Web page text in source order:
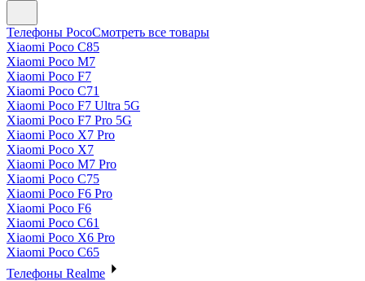
Телефоны PocoСмотреть все товары
Xiaomi Poco C85
Xiaomi Poco M7
Xiaomi Poco F7
Xiaomi Poco C71
Xiaomi Poco F7 Ultra 5G
Xiaomi Poco F7 Pro 5G
Xiaomi Poco X7 Pro
Xiaomi Poco X7
Xiaomi Poco M7 Pro
Xiaomi Poco C75
Xiaomi Poco F6 Pro
Xiaomi Poco F6
Xiaomi Poco C61
Xiaomi Poco X6 Pro
Xiaomi Poco C65
Телефоны Realme